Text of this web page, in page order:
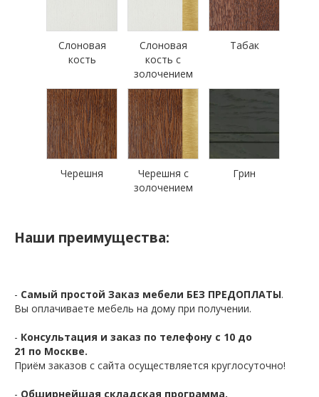
Слоновая
кость
Слоновая
кость с
золочением
Табак
Черешня
Черешня с
золочением
Грин
Наши преимущества:
- Самый простой Заказ мебели БЕЗ ПРЕДОПЛАТЫ.
Вы оплачиваете мебель на дому при получении.
- Консультация и заказ по телефону с 10 до
21 по Москве.
Приём заказов с сайта осуществляется круглосуточно!
- Обширнейшая складская программа.